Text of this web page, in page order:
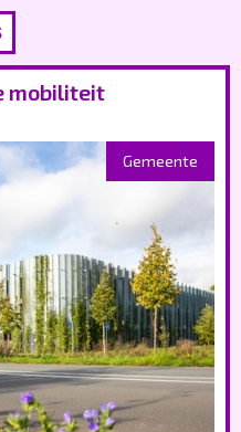
mobiliteit
Gemeente